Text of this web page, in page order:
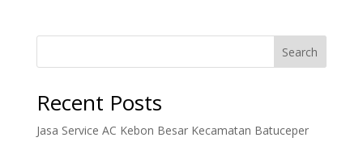
Search
Recent Posts
Jasa Service AC Kebon Besar Kecamatan Batuceper